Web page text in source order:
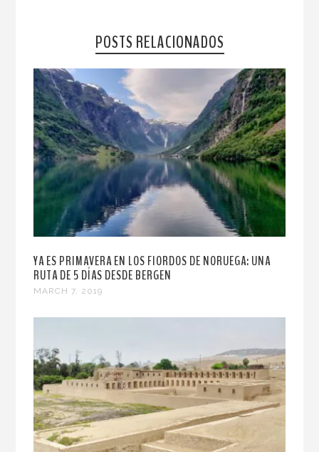
POSTS RELACIONADOS
YA ES PRIMAVERA EN LOS FIORDOS DE NORUEGA: UNA
RUTA DE 5 DÍAS DESDE BERGEN
MARCH 7, 2019